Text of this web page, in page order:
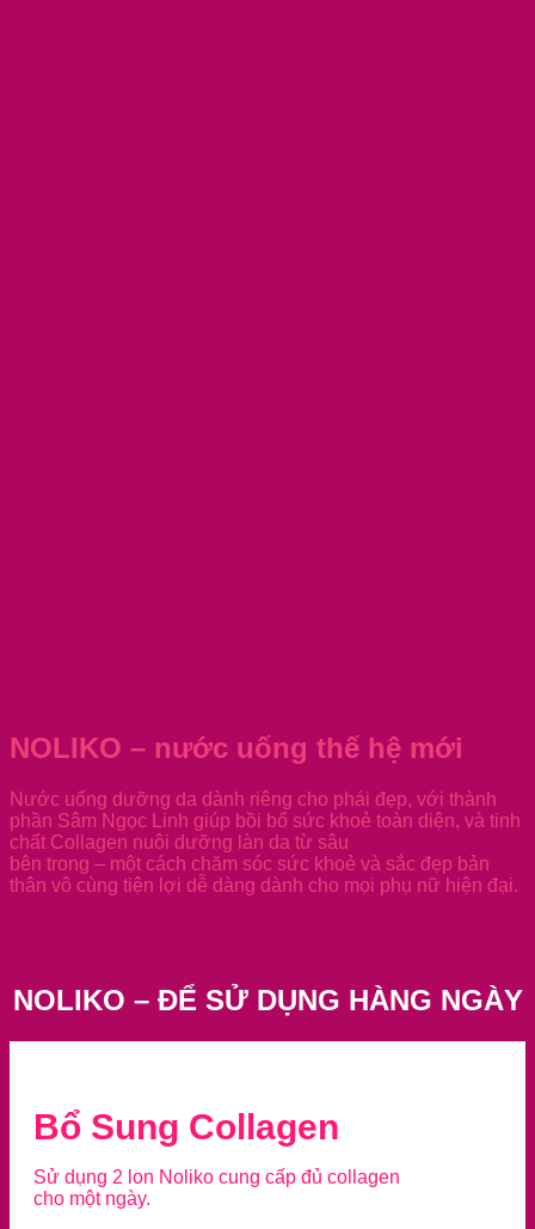
NOLIKO – nước uống thế hệ mới
Nước uống dưỡng da dành riêng cho phái đẹp, với thành
phần Sâm Ngọc Linh giúp bồi bổ sức khoẻ toàn diện, và tinh
chất Collagen nuôi dưỡng làn da từ sâu
bên trong – một cách chăm sóc sức khoẻ và sắc đẹp bản
thân vô cùng tiện lợi dễ dàng dành cho mọi phụ nữ hiện đại.
NOLIKO – ĐỂ SỬ DỤNG HÀNG NGÀY
Bổ Sung Collagen
Sử dụng 2 lon Noliko cung cấp đủ collagen
cho một ngày.